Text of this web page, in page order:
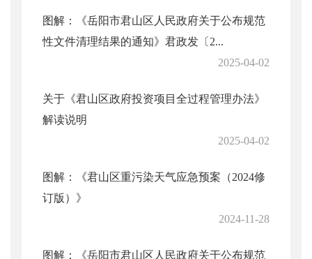
图解：《岳阳市君山区人民政府关于公布规范
性文件清理结果的通知》君政发〔2...
2025-04-02
关于《君山区政府投资项目全过程管理办法》
解读说明
2025-04-02
图解：《君山区重污染天气应急预案（2024修
订版）》
2024-11-28
图解：《岳阳市君山区人民政府关于公布规范